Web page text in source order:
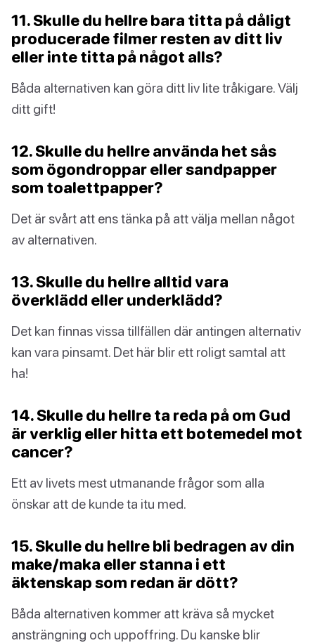
11. Skulle du hellre bara titta på dåligt
producerade filmer resten av ditt liv
eller inte titta på något alls?
Båda alternativen kan göra ditt liv lite tråkigare. Välj
ditt gift!
12. Skulle du hellre använda het sås
som ögondroppar eller sandpapper
som toalettpapper?
Det är svårt att ens tänka på att välja mellan något
av alternativen.
13. Skulle du hellre alltid vara
överklädd eller underklädd?
Det kan finnas vissa tillfällen där antingen alternativ
kan vara pinsamt. Det här blir ett roligt samtal att
ha!
14. Skulle du hellre ta reda på om Gud
är verklig eller hitta ett botemedel mot
cancer?
Ett av livets mest utmanande frågor som alla
önskar att de kunde ta itu med.
15. Skulle du hellre bli bedragen av din
make/maka eller stanna i ett
äktenskap som redan är dött?
Båda alternativen kommer att kräva så mycket
ansträngning och uppoffring. Du kanske blir